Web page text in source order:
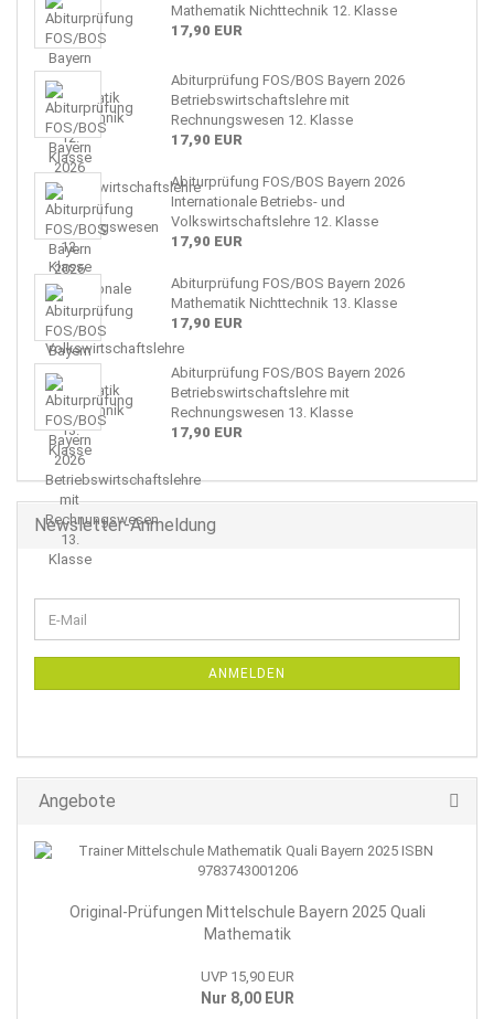
Mathematik Nichttechnik 12. Klasse
17,90 EUR
Abiturprüfung FOS/BOS Bayern 2026
Betriebswirtschaftslehre mit
Rechnungswesen 12. Klasse
17,90 EUR
Abiturprüfung FOS/BOS Bayern 2026
Internationale Betriebs- und
Volkswirtschaftslehre 12. Klasse
17,90 EUR
Abiturprüfung FOS/BOS Bayern 2026
Mathematik Nichttechnik 13. Klasse
17,90 EUR
Abiturprüfung FOS/BOS Bayern 2026
Betriebswirtschaftslehre mit
Rechnungswesen 13. Klasse
17,90 EUR
Newsletter-Anmeldung
ZUR
E-
Mail
ANMELDEN
Angebote
Original-Prüfungen Mittelschule Bayern 2025 Quali
Mathematik
UVP 15,90 EUR
Nur 8,00 EUR